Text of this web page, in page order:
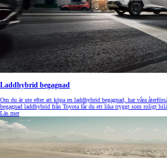
Laddhybrid begagnad
Om du är ute efter att köpa en laddhybrid begagnad, har våra
begagnad laddhybrid från Toyota får du ett lika tryggt som roligt
Läs mer